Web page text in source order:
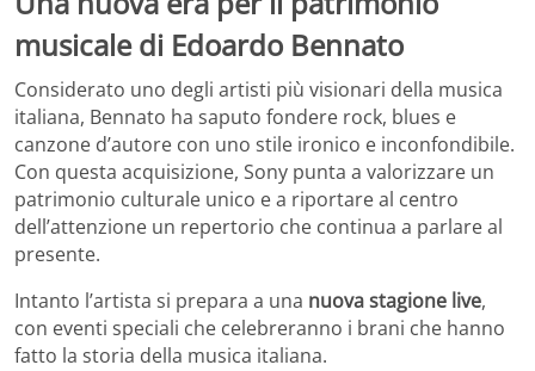
musicale di Edoardo Bennato
Considerato uno degli artisti più visionari della musica
italiana, Bennato ha saputo fondere rock, blues e
canzone d’autore con uno stile ironico e inconfondibile.
Con questa acquisizione, Sony punta a valorizzare un
patrimonio culturale unico e a riportare al centro
dell’attenzione un repertorio che continua a parlare al
presente.
Intanto l’artista si prepara a una nuova stagione live,
con eventi speciali che celebreranno i brani che hanno
fatto la storia della musica italiana.